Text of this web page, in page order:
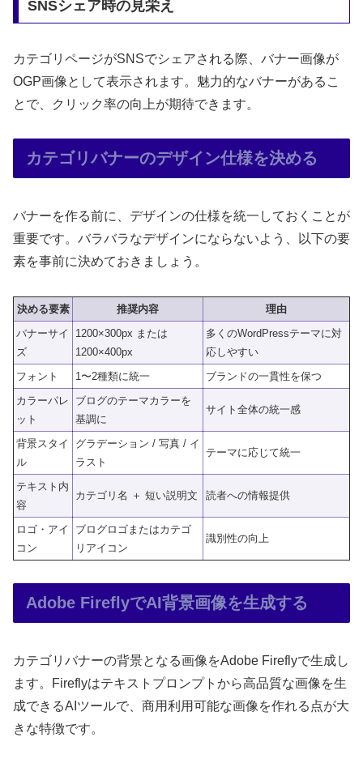
SNSシェア時の見栄え
カテゴリページがSNSでシェアされる際、バナー画像が
OGP画像として表示されます。魅力的なバナーがあるこ
とで、クリック率の向上が期待できます。
カテゴリバナーのデザイン仕様を決める
バナーを作る前に、デザインの仕様を統一しておくことが
重要です。バラバラなデザインにならないよう、以下の要
素を事前に決めておきましょう。
決める要素 推奨内容
理由
バナーサイ
ズ
1200×300px または
1200×400px
多くのWordPressテーマに対
応しやすい
フォント
1〜2種類に統一
ブランドの一貫性を保つ
カラーパレ
ット
ブログのテーマカラーを
基調に
サイト全体の統一感
背景スタイ
ル
グラデーション / 写真 / イ
ラスト
テーマに応じて統一
テキスト内
容
カテゴリ名 ＋ 短い説明文 読者への情報提供
ロゴ・アイ
コン
ブログロゴまたはカテゴ
リアイコン
識別性の向上
Adobe FireflyでAI背景画像を生成する
カテゴリバナーの背景となる画像をAdobe Fireflyで生成し
ます。Fireflyはテキストプロンプトから高品質な画像を生
成できるAIツールで、商用利用可能な画像を作れる点が大
きな特徴です。